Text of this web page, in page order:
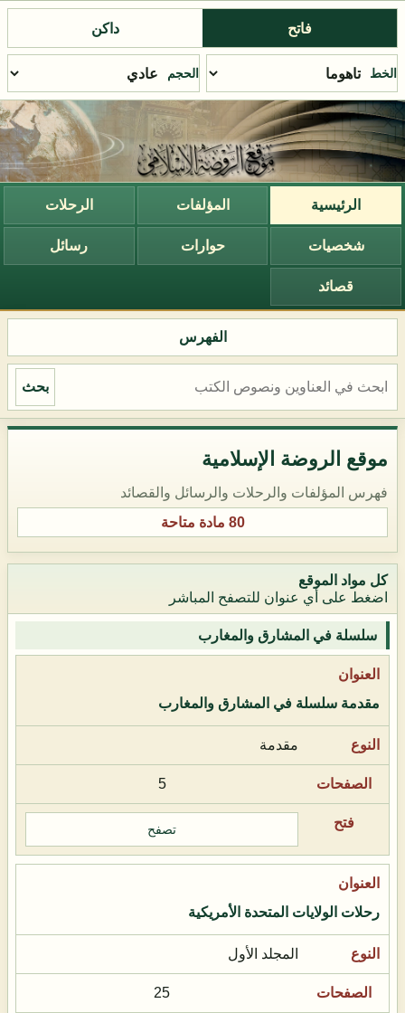
فاتح داكن
الخط الحجم
الرئيسية المؤلفات الرحلات
شخصيات حوارات رسائل
قصائد
الفهرس
بحث
موقع الروضة الإسلامية
فهرس المؤلفات والرحلات والرسائل والقصائد
80 مادة متاحة
كل مواد الموقع
اضغط على أي عنوان للتصفح المباشر
سلسلة في المشارق والمغارب
مقدمة سلسلة في المشارق والمغارب
مقدمة
5
تصفح
رحلات الولايات المتحدة الأمريكية
المجلد الأول
25